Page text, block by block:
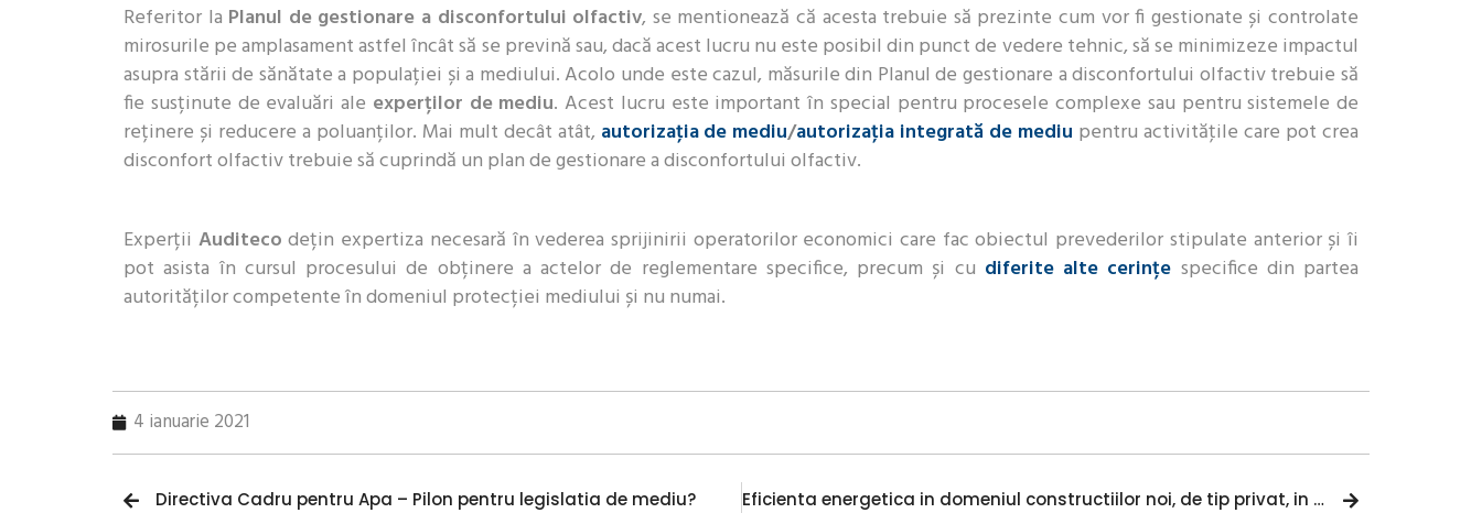
Referitor la Planul de gestionare a disconfortului olfactiv, se mentionează că acesta trebuie să prezinte cum vor fi gestionate și controlate
mirosurile pe amplasament astfel încât să se prevină sau, dacă acest lucru nu este posibil din punct de vedere tehnic, să se minimizeze impactul
asupra stării de sănătate a populației și a mediului. Acolo unde este cazul, măsurile din Planul de gestionare a disconfortului olfactiv trebuie să
fie susținute de evaluări ale experților de mediu. Acest lucru este important în special pentru procesele complexe sau pentru sistemele de
reținere și reducere a poluanților. Mai mult decât atât, autorizaţia de mediu/autorizaţia integrată de mediu pentru activităţile care pot crea
disconfort olfactiv trebuie să cuprindă un plan de gestionare a disconfortului olfactiv.
Experții Auditecodețin expertiza necesară în vederea sprijinirii operatorilor economici care fac obiectul prevederilor stipulate anterior și îi
pot asista în cursul procesului de obținere a actelor de reglementare specifice, precum și cu diferite alte cerințe specifice din partea
autorităților competente în domeniul protecției mediului și nu numai.
4 ianuarie 2021
Directiva Cadru pentru Apa – Pilon pentru legislatia de mediu? Eficienta energetica in domeniul constructiilor noi, de tip privat, in 2021